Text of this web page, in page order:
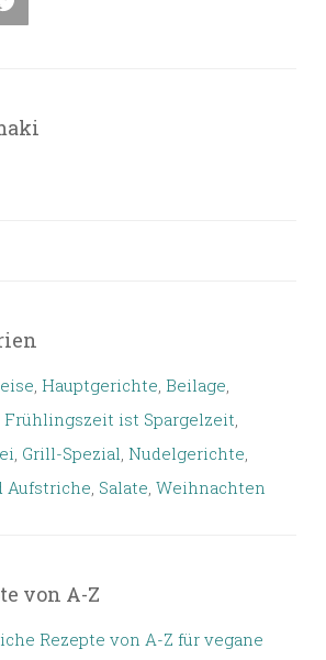
Hauptgerichte Beilage
Frühlingszeit ist Spargelzeit
Grill-Spezial Nudelgerichte
Aufstriche Salate Weihnachten
von A-Z
Rezepte von A-Z für vegane